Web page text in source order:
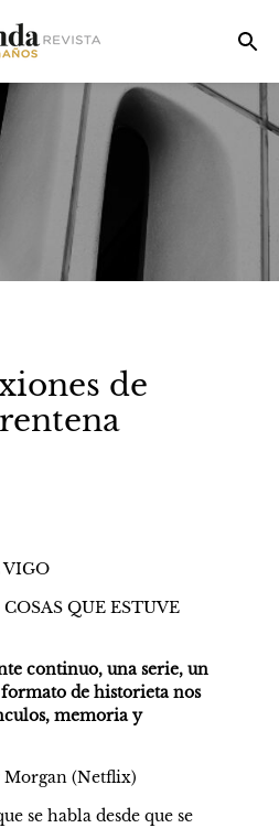
de
VIGO
QUE ESTUVE
continuo, una serie, un
de historieta nos
memoria y
Morgan (Netflix)
se habla desde que se